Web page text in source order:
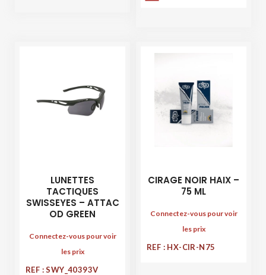
LUNETTES
TACTIQUES
SWISSEYES – ATTAC
OD GREEN
Connectez-vous pour voir
les prix
REF : SWY_40393V
CIRAGE NOIR HAIX –
75 ML
Connectez-vous pour voir
les prix
REF : HX-CIR-N75